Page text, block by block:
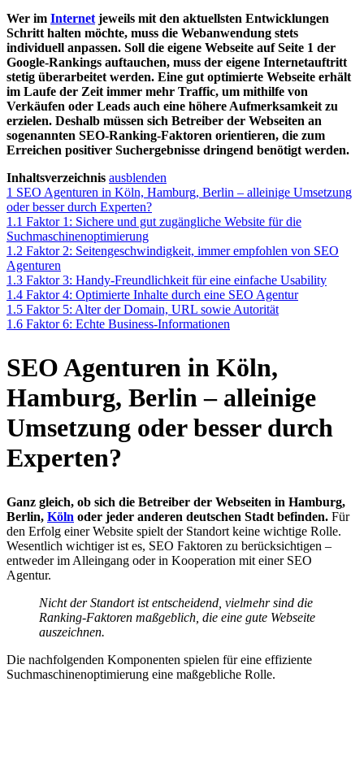
Wer im Internet jeweils mit den aktuellsten Entwicklungen
Schritt halten möchte, muss die Webanwendung stets
individuell anpassen. Soll die eigene Webseite auf Seite 1 der
Google-Rankings auftauchen, muss der eigene Internetauftritt
stetig überarbeitet werden. Eine gut optimierte Webseite erhält
im Laufe der Zeit immer mehr Traffic, um mithilfe von
Verkäufen oder Leads auch eine höhere Aufmerksamkeit zu
erzielen. Deshalb müssen sich Betreiber der Webseiten an
sogenannten SEO-Ranking-Faktoren orientieren, die zum
Erreichen positiver Suchergebnisse dringend benötigt werden.
Inhaltsverzeichnis ausblenden
1 SEO Agenturen in Köln, Hamburg, Berlin – alleinige Umsetzung
oder besser durch Experten?
1.1 Faktor 1: Sichere und gut zugängliche Website für die
Suchmaschinenoptimierung
1.2 Faktor 2: Seitengeschwindigkeit, immer empfohlen von SEO
Agenturen
1.3 Faktor 3: Handy-Freundlichkeit für eine einfache Usability
1.4 Faktor 4: Optimierte Inhalte durch eine SEO Agentur
1.5 Faktor 5: Alter der Domain, URL sowie Autorität
1.6 Faktor 6: Echte Business-Informationen
SEO Agenturen in Köln,
Hamburg, Berlin – alleinige
Umsetzung oder besser durch
Experten?
Ganz gleich, ob sich die Betreiber der Webseiten in Hamburg,
Berlin, Köln oder jeder anderen deutschen Stadt befinden. Für
den Erfolg einer Website spielt der Standort keine wichtige Rolle.
Wesentlich wichtiger ist es, SEO Faktoren zu berücksichtigen –
entweder im Alleingang oder in Kooperation mit einer SEO
Agentur.
Nicht der Standort ist entscheidend, vielmehr sind die
Ranking-Faktoren maßgeblich, die eine gute Webseite
auszeichnen.
Die nachfolgenden Komponenten spielen für eine effiziente
Suchmaschinenoptimierung eine maßgebliche Rolle.